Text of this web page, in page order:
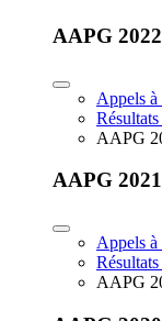
AAPG 2022
Appels à
AAPG
AAPG 2021
Appels à
AAPG